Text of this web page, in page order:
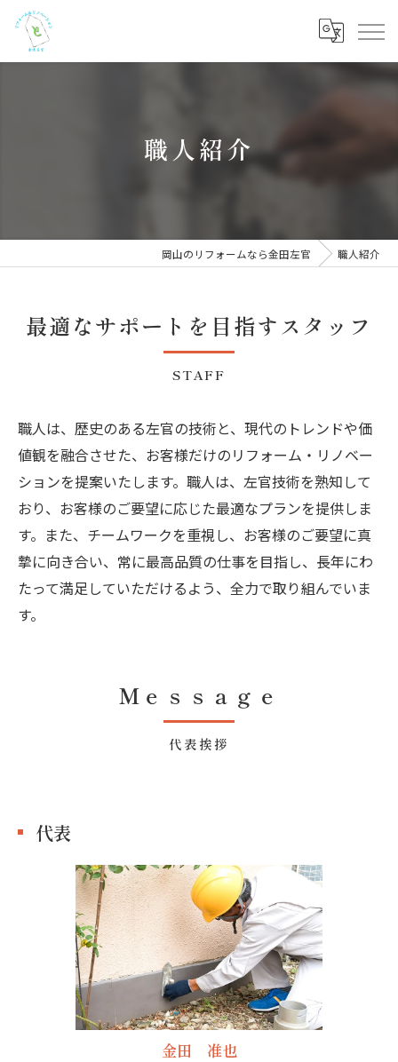
職人紹介
岡山のリフォームなら金田左官 職人紹介
最適なサポートを目指すスタッフ
STAFF
職人は、歴史のある左官の技術と、現代のトレンドや価
値観を融合させた、お客様だけのリフォーム・リノベー
ションを提案いたします。職人は、左官技術を熟知して
おり、お客様のご要望に応じた最適なプランを提供しま
す。また、チームワークを重視し、お客様のご要望に真
摯に向き合い、常に最高品質の仕事を目指し、長年にわ
たって満足していただけるよう、全力で取り組んでいま
す。
Ｍｅｓｓａｇｅ
代表挨拶
代表
金田 准也